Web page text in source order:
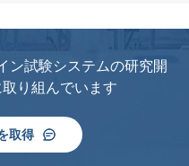
ン試験システムの研究開
り組んでいます
取得